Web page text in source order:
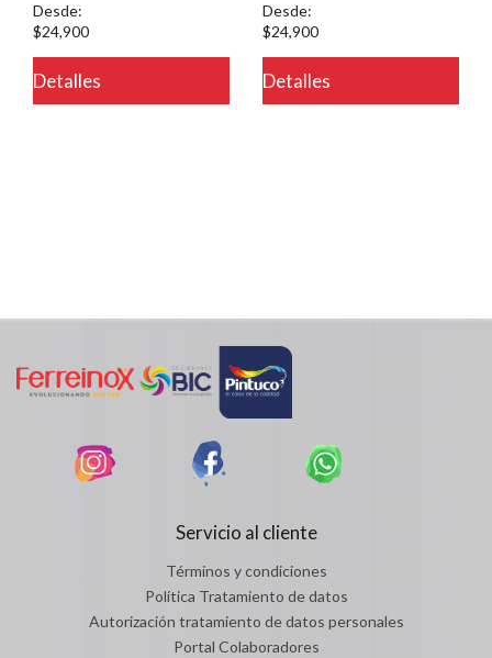
Desde:
$24,900
Detalles
Desde:
$24,900
Detalles
Servicio al cliente
Términos y condiciones
Política Tratamiento de datos
Autorización tratamiento de datos personales
Portal Colaboradores